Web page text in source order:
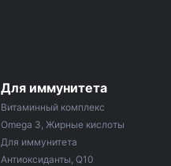
Для иммунитета
Витаминный комплекс
Omega 3, Жирные кислоты
Для иммунитета
Антиоксиданты, Q10